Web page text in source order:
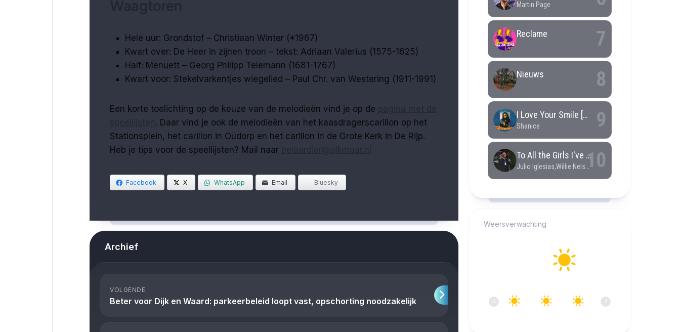
Hele uur: Grondstof – Christiaan Winter (*1967)
Kwart over: De Heer in zijnen troon – tekst: Adriaan Valerius (1575-1625)
Half: Menuett – Georg Philipp Telemann (1681-1767)
Kwart voor: Stekelvarkentjes wiegelied – Paul Chr. van Westering (1911-1991)
Een korte toelichting op de keuze van de melodieën vind je op de
. Daar vind je ook de melodieën van het kaasdragerscarillon op het
Stationsplein, het carillon in Oudorp en het carillon in de Grote Kerk in De Rijp.
Heb je tips voor de speellijsten? Mail naar
Facebook X WhatsApp Email Bluesky
Archief
VOLGENDE
Beter voor Dijk en Waard: parkeerbeleid loopt vast, opschorting noodzakelijk
Weersverwachting
‹ ›